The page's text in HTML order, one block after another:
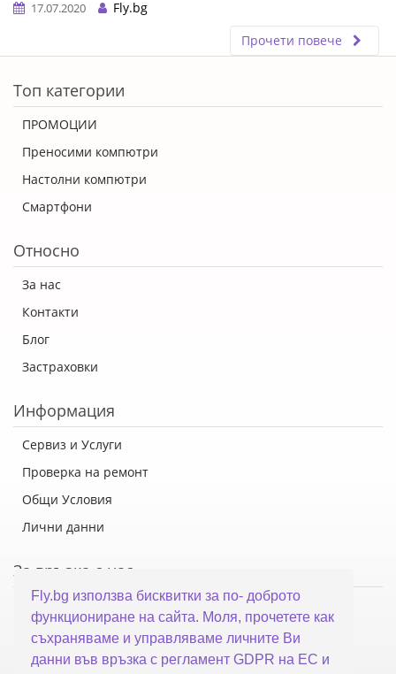
Fly.bg използва бисквитки за по- доброто
функциониране на сайта. Моля, прочетете как
съхраняваме и управляваме личните Ви
данни във връзка с регламент GDPR на ЕС и
17.07.2020
Fly.bg
Прочети повече
Топ категории
ПРОМОЦИИ
Преносими компютри
Настолни компютри
Смартфони
Относно
За нас
Контакти
Блог
Застраховки
Информация
Сервиз и Услуги
Проверка на ремонт
Общи Условия
Лични данни
За връзка с нас
Флай Систем ООД
гр. Варна, ул. Каймакчалан 10А
тел: 052 321 321